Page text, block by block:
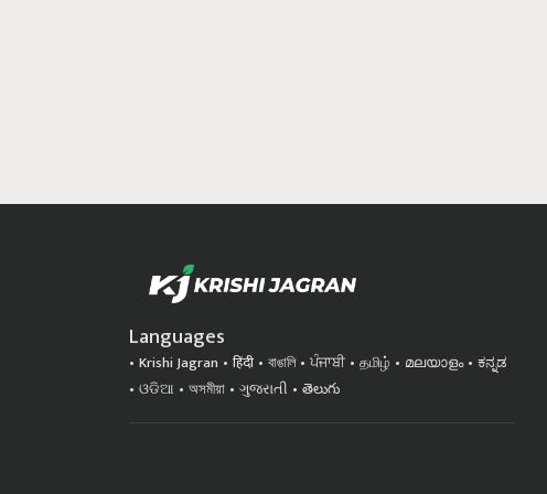
Languages
Krishi Jagran हिंदी বাঙালি ਪੰਜਾਬੀ தமிழ் മലയാളം
ಕನ್ನಡ
ଓଡିଆ
অসমীয়া ગુજરાતી తెలుగు